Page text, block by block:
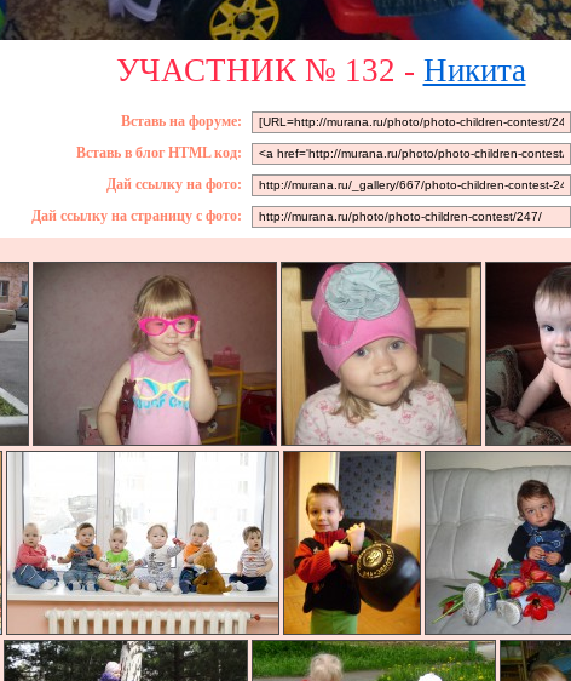
УЧАСТНИК № 132 - Никита
Вставь на форуме:
Вставь в блог HTML код:
Дай ссылку на фото:
Дай ссылку на страницу с фото: